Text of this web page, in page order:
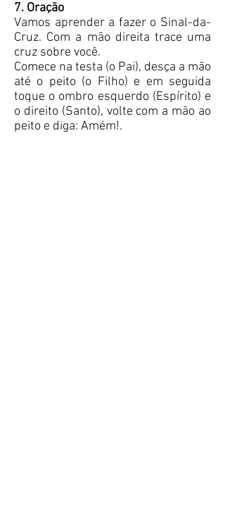
7. Oração
Vamos aprender a fazer o Sinal-da-
Cruz. Com a mão direita trace uma
cruz sobre você.
Comece na testa (o Pai), desça a mão
até o peito (o Filho) e em seguida
toque o ombro esquerdo (Espírito) e
o direito (Santo), volte com a mão ao
peito e diga: Amém!.